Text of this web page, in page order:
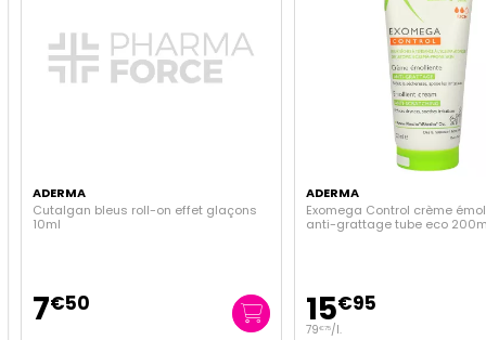
ADERMA
Cutalgan bleus roll-on effet glaçons
10ml
7€50
ADERMA
Exomega Control crème
anti-grattage tube eco 200ml
15€95
79€75/l.